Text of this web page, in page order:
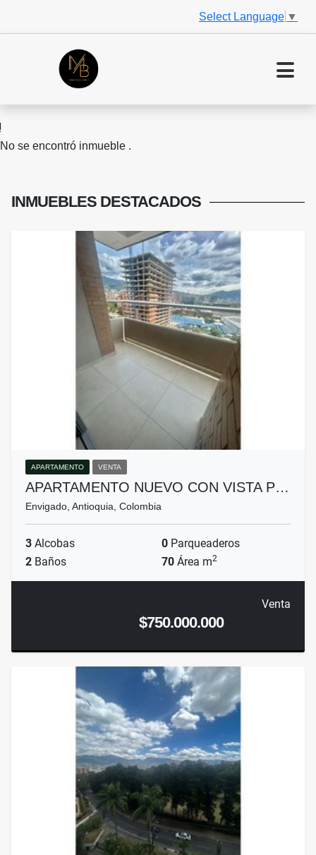
Select Language ▼
No se encontró inmueble .
INMUEBLES DESTACADOS
APARTAMENTO VENTA
APARTAMENTO NUEVO CON VISTA P…
Envigado, Antioquia, Colombia
3 Alcobas 0 Parqueaderos
2 Baños 70 Área m2
Venta
$750.000.000